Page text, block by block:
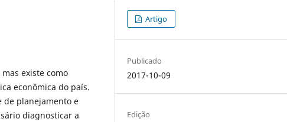
existe como
econômica do país.
de planejamento e
diagnosticar a
Artigo
Publicado
2017-10-09
Edição